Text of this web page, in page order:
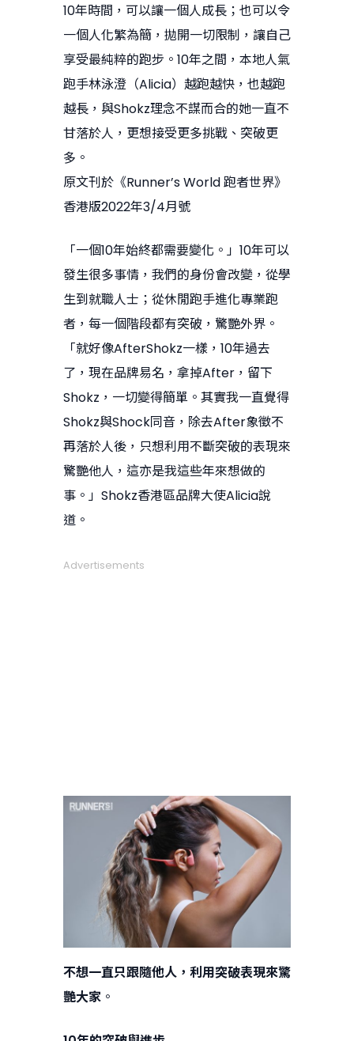
10年時間，可以讓一個人成長；也可以令
一個人化繁為簡，拋開一切限制，讓自己
享受最純粹的跑步。10年之間，本地人氣
跑手林泳澄（Alicia）越跑越快，也越跑
越長，與Shokz理念不謀而合的她一直不
甘落於人，更想接受更多挑戰、突破更
多。
原文刊於《Runner’s World 跑者世界》
香港版2022年3/4月號
「一個10年始終都需要變化。」10年可以
發生很多事情，我們的身份會改變，從學
生到就職人士；從休閒跑手進化專業跑
者，每一個階段都有突破，驚艷外界。
「就好像AfterShokz一樣，10年過去
了，現在品牌易名，拿掉After，留下
Shokz，一切變得簡單。其實我一直覺得
Shokz與Shock同音，除去After象徵不
再落於人後，只想利用不斷突破的表現來
驚艷他人，這亦是我這些年來想做的
事。」Shokz香港區品牌大使Alicia說
道。
Advertisements
不想一直只跟隨他人，利用突破表現來驚
艷大家 。